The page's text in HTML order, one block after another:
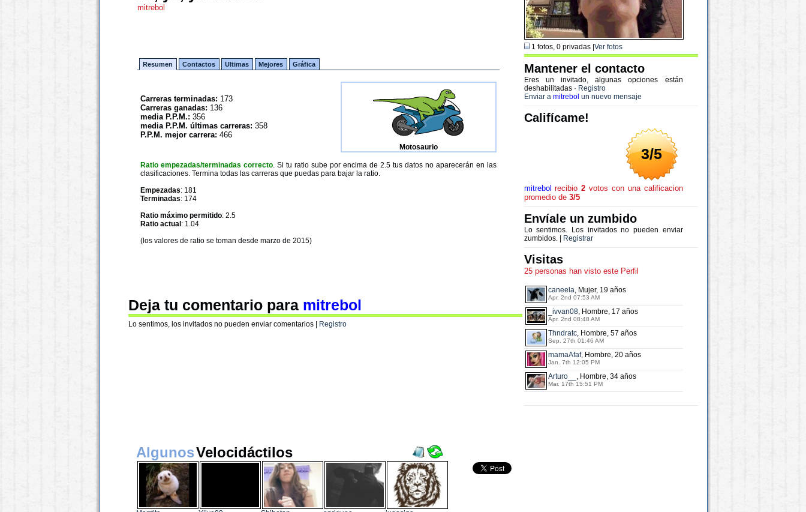
mitrebol
Resumen Contactos Ultimas Mejores Gráfica
Carreras terminadas: 173
Carreras ganadas: 136
media P.P.M.: 356
media P.P.M. últimas carreras: 358
P.P.M. mejor carrera: 466
Motosaurio
Ratio empezadas/terminadas correcto. Si tu ratio sube por encima de 2.5 tus datos no aparecerán en las
clasificaciones. Termina todas las carreras que puedas para bajar la ratio.
Empezadas: 181
Terminadas: 174
Ratio máximo permitido: 2.5
Ratio actual : 1.04
(los valores de ratio se toman desde marzo de 2015)
Deja tu comentario para mitrebol
Lo sentimos, los invitados no pueden enviar comentarios | Registro
1 fotos, 0 privadas | Ver fotos
Mantener el contacto
Eres un invitado, algunas opciones están
deshabilitadas · Registro
Enviar a mitrebol un nuevo mensaje
Califícame!
3/5
mitrebol recibio2 votos con una calificacion
promedio de 3/5
Envíale un zumbido
Lo sentimos. Los invitados no pueden enviar
zumbidos. |
Registrar
Visitas
25 personas han visto este Perfil
caneela, Mujer, 19 años
Apr. 2nd 07:53 AM
_ivvan08, Hombre, 17 años
Apr. 2nd 08:48 AM
Thndratc, Hombre, 57 años
Sep. 27th 01:46 AM
mamaAfaf, Hombre, 20 años
Jan. 7th 12:05 PM
Arturo__ , Hombre, 34 años
Mar. 17th 15:51 PM
AlgunosVelocidáctilos